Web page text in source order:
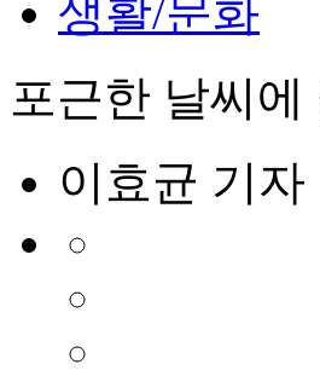
생활/문화
포근한 날씨
이효균 기자